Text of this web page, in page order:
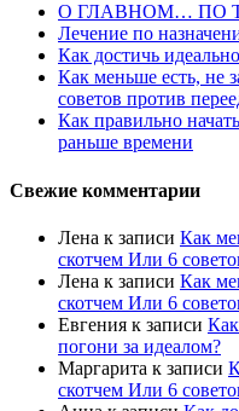
О ГЛАВНОМ… ПО
Лечение по
Как достичь
Как меньше есть, не
советов против
Как правильно
раньше времени
Свежие комментарии
Лена к записи Как
скотчем Или 6
Лена к записи Как
скотчем Или 6
Евгения к записи
погони за идеалом?
Маргарита к записи
скотчем Или 6